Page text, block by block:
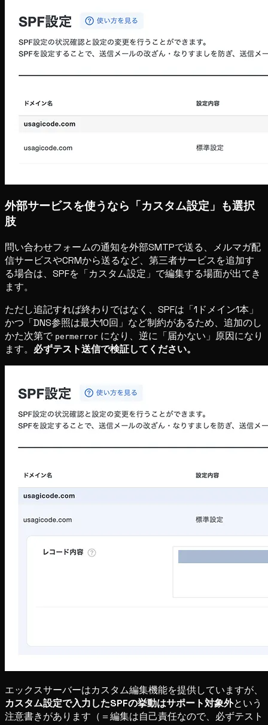
外部サービスを使うなら「カスタム設定」も選択
肢
問い合わせフォームの通知を外部SMTPで送る、メルマガ配
信サービスやCRMから送るなど、第三者サービスを追加す
る場合は、SPFを「カスタム設定」で編集する場面が出てき
ます。
ただし追記すれば終わりではなく、SPFは「1ドメイン1本」
かつ「DNS参照は最大10回」など制約があるため、追加のし
かた次第で permerror になり、逆に「届かない」原因になり
ます。 必ずテスト送信で検証してください。
エックスサーバーはカスタム編集機能を提供していますが、
カスタム設定で入力したSPFの挙動はサポート対象外という
注意書きがあります（＝編集は自己責任なので、必ずテスト